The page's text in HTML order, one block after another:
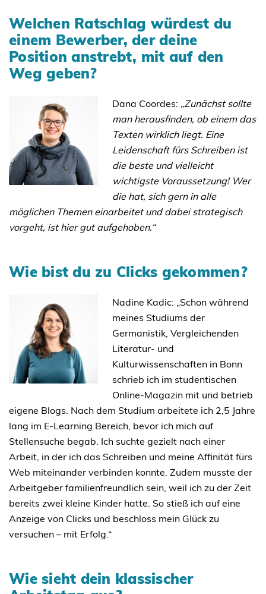
Welchen Ratschlag würdest du
einem Bewerber, der deine
Position anstrebt, mit auf den
Weg geben?
Dana Coordes: „Zunächst sollte
man herausfinden, ob einem das
Texten wirklich liegt. Eine
Leidenschaft fürs Schreiben ist
die beste und vielleicht
wichtigste Voraussetzung! Wer
die hat, sich gern in alle
möglichen Themen einarbeitet und dabei strategisch
vorgeht, ist hier gut aufgehoben.“
Wie bist du zu Clicks gekommen?
Nadine Kadic: „Schon während
meines Studiums der
Germanistik, Vergleichenden
Literatur- und
Kulturwissenschaften in Bonn
schrieb ich im studentischen
Online-Magazin mit und betrieb
eigene Blogs. Nach dem Studium arbeitete ich 2,5 Jahre
lang im E-Learning Bereich, bevor ich mich auf
Stellensuche begab. Ich suchte gezielt nach einer
Arbeit, in der ich das Schreiben und meine Affinität fürs
Web miteinander verbinden konnte. Zudem musste der
Arbeitgeber familienfreundlich sein, weil ich zu der Zeit
bereits zwei kleine Kinder hatte. So stieß ich auf eine
Anzeige von Clicks und beschloss mein Glück zu
versuchen – mit Erfolg.“
Wie sieht dein klassischer